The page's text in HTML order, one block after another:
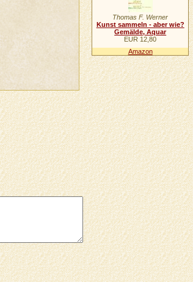
Thomas F. Werner
Kunst sammeln - aber wie?
Gemälde, Aquar
EUR 12,80
Amazon